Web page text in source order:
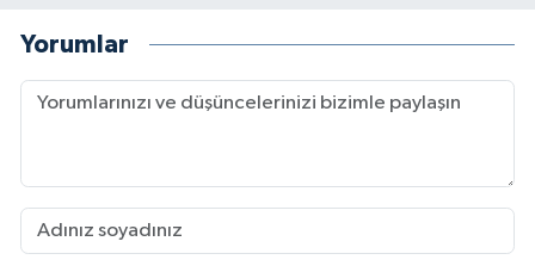
Yorumlar